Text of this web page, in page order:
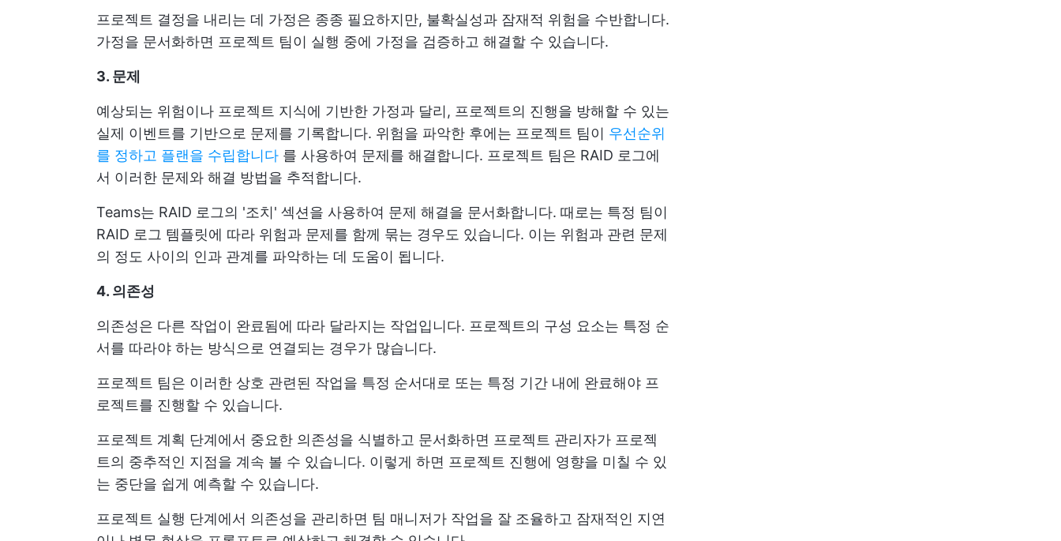
프로젝트 결정을 내리는 데 가정은 종종 필요하지만, 불확실성과 잠재적 위험을 수반합니다.
가정을 문서화하면 프로젝트 팀이 실행 중에 가정을 검증하고 해결할 수 있습니다.
3. 문제
예상되는 위험이나 프로젝트 지식에 기반한 가정과 달리, 프로젝트의 진행을 방해할 수 있는
실제 이벤트를 기반으로 문제를 기록합니다. 위험을 파악한 후에는 프로젝트 팀이 우선순위
를 정하고 플랜을 수립합니다 를 사용하여 문제를 해결합니다. 프로젝트 팀은 RAID 로그에
서 이러한 문제와 해결 방법을 추적합니다.
Teams는 RAID 로그의 '조치' 섹션을 사용하여 문제 해결을 문서화합니다. 때로는 특정 팀이
RAID 로그 템플릿에 따라 위험과 문제를 함께 묶는 경우도 있습니다. 이는 위험과 관련 문제
의 정도 사이의 인과 관계를 파악하는 데 도움이 됩니다.
4. 의존성
의존성은 다른 작업이 완료됨에 따라 달라지는 작업입니다. 프로젝트의 구성 요소는 특정 순
서를 따라야 하는 방식으로 연결되는 경우가 많습니다.
프로젝트 팀은 이러한 상호 관련된 작업을 특정 순서대로 또는 특정 기간 내에 완료해야 프
로젝트를 진행할 수 있습니다.
프로젝트 계획 단계에서 중요한 의존성을 식별하고 문서화하면 프로젝트 관리자가 프로젝
트의 중추적인 지점을 계속 볼 수 있습니다. 이렇게 하면 프로젝트 진행에 영향을 미칠 수 있
는 중단을 쉽게 예측할 수 있습니다.
프로젝트 실행 단계에서 의존성을 관리하면 팀 매니저가 작업을 잘 조율하고 잠재적인 지연